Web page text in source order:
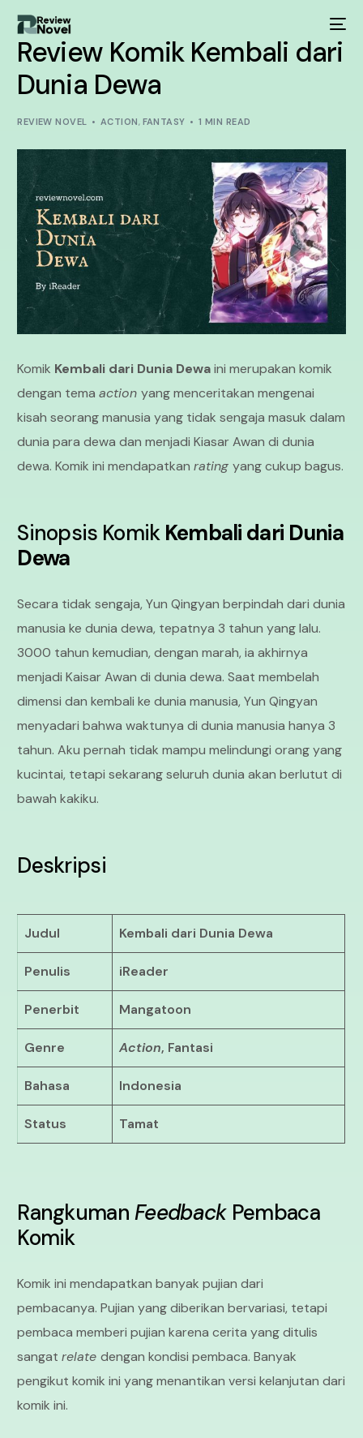
Review Komik Kembali dari
Dunia Dewa
REVIEW NOVEL ACTION, FANTASY 1 MIN READ
Komik Kembali dari Dunia Dewaini merupakan komik
dengan temaactionyang menceritakan mengenai
kisah seorang manusia yang tidak sengaja masuk dalam
dunia para dewa dan menjadi Kiasar Awan di dunia
dewa. Komik ini mendapatkanratingyang cukup bagus.
Sinopsis KomikKembali dari Dunia
Dewa
Secara tidak sengaja, Yun Qingyan berpindah dari dunia
manusia ke dunia dewa, tepatnya 3 tahun yang lalu.
3000 tahun kemudian, dengan marah, ia akhirnya
menjadi Kaisar Awan di dunia dewa. Saat membelah
dimensi dan kembali ke dunia manusia, Yun Qingyan
menyadari bahwa waktunya di dunia manusia hanya 3
tahun. Aku pernah tidak mampu melindungi orang yang
kucintai, tetapi sekarang seluruh dunia akan berlutut di
bawah kakiku.
Deskripsi
Judul Kembali dari Dunia Dewa
Penulis iReader
Penerbit Mangatoon
Genre Action, Fantasi
Bahasa Indonesia
Status Tamat
RangkumanFeedback Pembaca
Komik
Komik ini mendapatkan banyak pujian dari
pembacanya. Pujian yang diberikan bervariasi, tetapi
pembaca memberi pujian karena cerita yang ditulis
sangatrelatedengan kondisi pembaca. Banyak
pengikut komik ini yang menantikan versi kelanjutan dari
komik ini.